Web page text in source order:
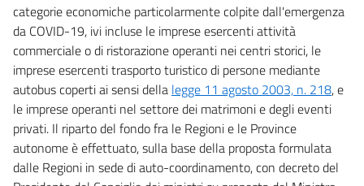
10 bis
11
12
12 bis
13
13 bis
14
categorie economiche particolarmente colpite dall'emergenza
da COVID-19, ivi incluse le imprese esercenti attività
commerciale o di ristorazione operanti nei centri storici, le
imprese esercenti trasporto turistico di persone mediante
autobus coperti ai sensi della legge 11 agosto 2003, n. 218, e
le imprese operanti nel settore dei matrimoni e degli eventi
privati. Il riparto del fondo fra le Regioni e le Province
autonome è effettuato, sulla base della proposta formulata
dalle Regioni in sede di auto-coordinamento, con decreto del